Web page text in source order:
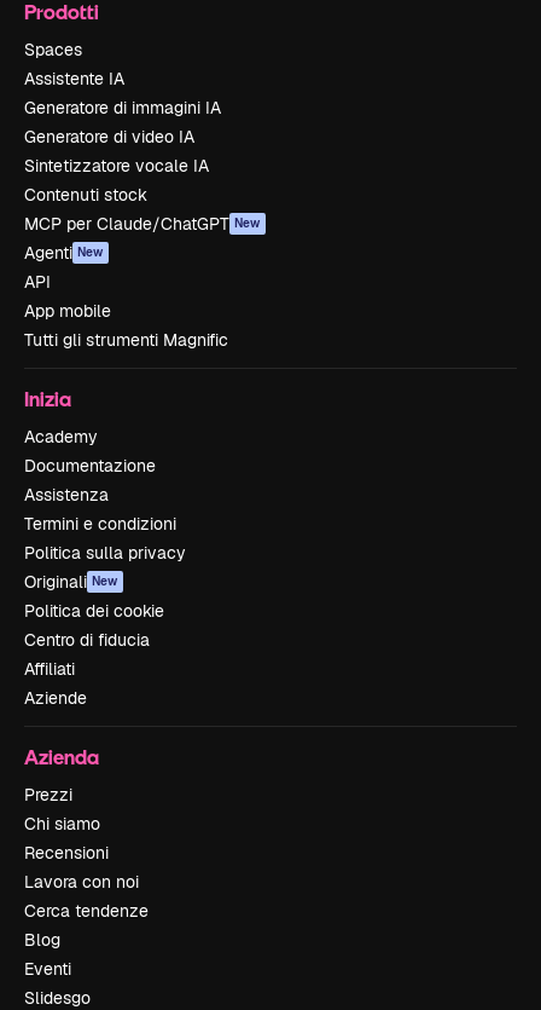
Prodotti
Spaces
Assistente IA
Generatore di immagini IA
Generatore di video IA
Sintetizzatore vocale IA
Contenuti stock
MCP per Claude/ChatGPT New
Agenti New
API
App mobile
Tutti gli strumenti Magnific
Inizia
Academy
Documentazione
Assistenza
Termini e condizioni
Politica sulla privacy
Originali New
Politica dei cookie
Centro di fiducia
Affiliati
Aziende
Azienda
Prezzi
Chi siamo
Recensioni
Lavora con noi
Cerca tendenze
Blog
Eventi
Slidesgo